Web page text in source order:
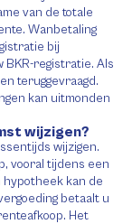
van de totale
Wanbetaling
bij
BKR-registratie. Als
teruggevraagd.
kan uitmonden
wijzigen?
wijzigen.
vooral tijdens een
kan de
betaalt u
Het